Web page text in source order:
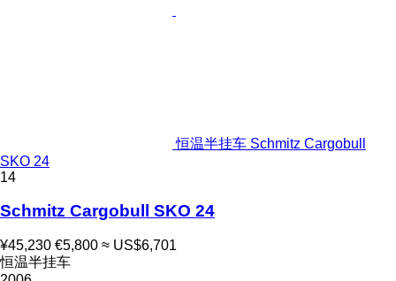
恒温半挂车 Schmitz Cargobull
SKO 24
14
Schmitz Cargobull SKO 24
¥45,230 €5,800 ≈ US$6,701
恒温半挂车